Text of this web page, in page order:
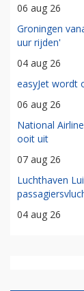
06 aug 26
Groningen
uur rijden'
04 aug 26
easyJet wordt
06 aug 26
National
ooit uit
07 aug 26
Luchthaven
04 aug 26